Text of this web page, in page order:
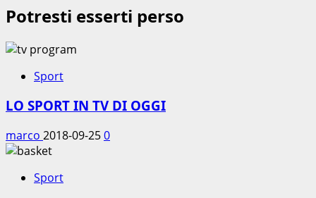
Potresti esserti perso
Sport
LO SPORT IN TV DI OGGI
marco 2018-09-250
Sport